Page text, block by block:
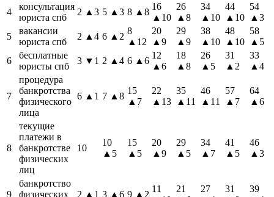
4
консультация
юриста спб
2 ▲3 5 ▲3 8 ▲8
16
▲10
26
▲8
34
▲10
44
▲10
54
▲3
5
вакансии
юриста спб
2 ▲4 6 ▲2
8
▲12
20
▲9
29
▲9
38
▲10
48
▲10
58
▲5
6
бесплатные
юристы спб
3 ▼1 2 ▲4 6 ▲6
12
▲6
18
▲8
26
▲5
31
▲2
33
▲4
7
процедура
банкротства
физического
лица
6 ▲1 7 ▲8
15
▲7
22
▲13
35
▲11
46
▲11
57
▲7
64
▲6
8
текущие
платежи в
банкротстве
физических
лиц
10
10
▲5
15
▲5
20
▲9
29
▲5
34
▲7
41
▲5
46
▲3
9
банкротство
физических
2 ▲1 3 ▲6 9 ▲2
11
21
27
31
39